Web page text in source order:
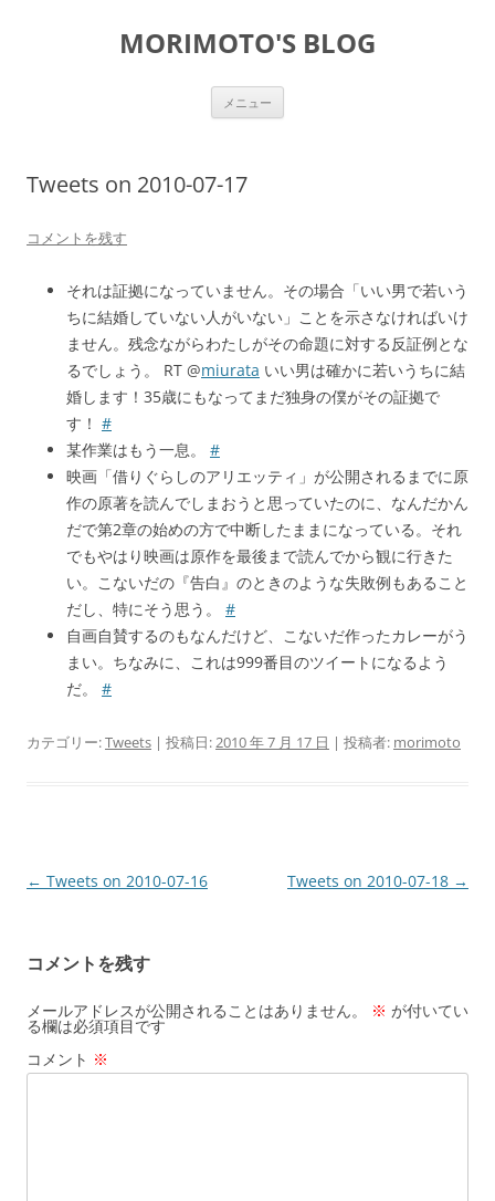
MORIMOTO'S BLOG
メニュー
Tweets on 2010-07-17
コメントを残す
それは証拠になっていません。その場合「いい男で若いう
ちに結婚していない人がいない」ことを示さなければいけ
ません。残念ながらわたしがその命題に対する反証例とな
るでしょう。 RT @miurata いい男は確かに若いうちに結
婚します！35歳にもなってまだ独身の僕がその証拠で
す！ #
某作業はもう一息。 #
映画「借りぐらしのアリエッティ」が公開されるまでに原
作の原著を読んでしまおうと思っていたのに、なんだかん
だで第2章の始めの方で中断したままになっている。それ
でもやはり映画は原作を最後まで読んでから観に行きた
い。こないだの『告白』のときのような失敗例もあること
だし、特にそう思う。 #
自画自賛するのもなんだけど、こないだ作ったカレーがう
まい。ちなみに、これは999番目のツイートになるよう
だ。 #
カテゴリー:Tweets | 投稿日:2010 年 7 月 17 日 | 投稿者: morimoto
投
ビ
ゲ
ー
シ
← Tweets on 2010-07-16 Tweets on 2010-07-18 →
コメントを残す
メールアドレスが公開されることはありません。 ※ が付いてい
る欄は必須項目です
コメント ※